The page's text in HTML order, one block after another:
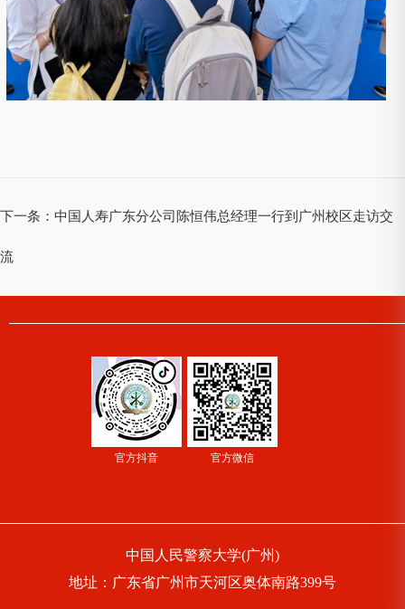
下一条： 中国人寿广东分公司陈恒伟总经理一行到广州校区走访交
流
官方抖音 官方微信
中国人民警察大学(广州)
地址：广东省广州市天河区奥体南路399号